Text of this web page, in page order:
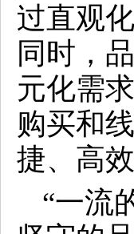
过直观
同时，
元化需
购买和
捷、高
“一流